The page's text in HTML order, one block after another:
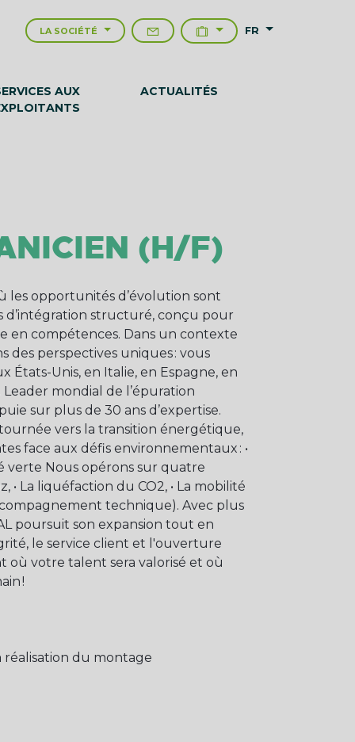
LA SOCIÉTÉ FR
AUX
ACTUALITÉS
(H/F)
les opportunités d’évolution sont
d’intégration structuré, conçu pour
en compétences. Dans un contexte
des perspectives uniques : vous
États-Unis, en Italie, en Espagne, en
mondial de l’épuration
sur plus de 30 ans d’expertise.
vers la transition énergétique,
face aux défis environnementaux : •
verte Nous opérons sur quatre
• La liquéfaction du CO2, • La mobilité
technique). Avec plus
poursuit son expansion tout en
le service client et l'ouverture
où votre talent sera valorisé et où
!
réalisation du montage